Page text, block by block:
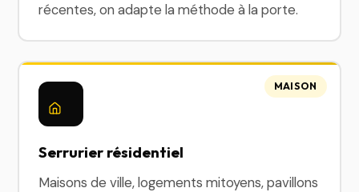
récentes, on adapte la méthode à la porte.
Serrurier résidentiel
Maisons de ville, logements mitoyens, pavillons
MAISON